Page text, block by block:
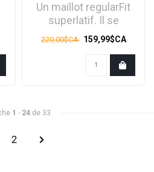
Un maillot regularFit
superlatif. Il se
caractérise par nos
innovations techniq..
220,00$CA 159,99$CA
1 - 24de 33
2